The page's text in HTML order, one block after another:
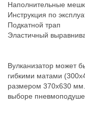
Инструкция по
Подкатной трап
Эластичный
Вулканизатор может
гибкими матами
размером 370х630 мм.
выборе